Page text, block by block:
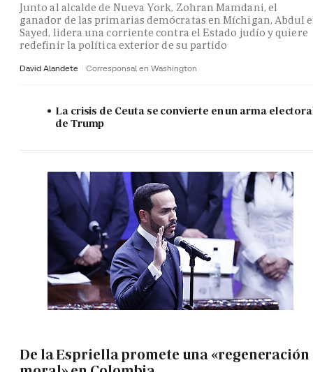
Junto al alcalde de Nueva York, Zohran Mamdani, el
ganador de las primarias demócratas en Míchigan, Abdul
Sayed, lidera una corriente contra el Estado judío y quiere
redefinir la política exterior de su partido
David Alandete Corresponsal en Washington
La crisis de Ceuta se convierte en un arma
de Trump
De la Espriella promete una «regeneración